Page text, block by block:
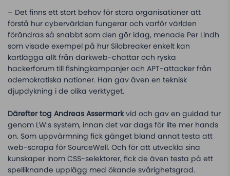
– Det finns ett stort behov för stora organisationer att
förstå hur cybervärlden fungerar och varför världen
förändras så snabbt som den gör idag, menade Per Lindh
som visade exempel på hur Silobreaker enkelt kan
kartlägga allt från darkweb-chattar och ryska
hackerforum till fishingkampanjer och APT-attacker från
odemokratiska nationer. Han gav även en teknisk
djupdykning i de olika verktyget.
Därefter tog Andreas Assermarkvid och gav en guidad tur
genom LW:s system, innan det var dags för lite mer hands
on. Som uppvärmning fick gänget bland annat testa att
web-scrapa för SourceWell. Och för att utveckla sina
kunskaper inom CSS-selektorer, fick de även testa på ett
spelliknande upplägg med ökande svårighetsgrad.